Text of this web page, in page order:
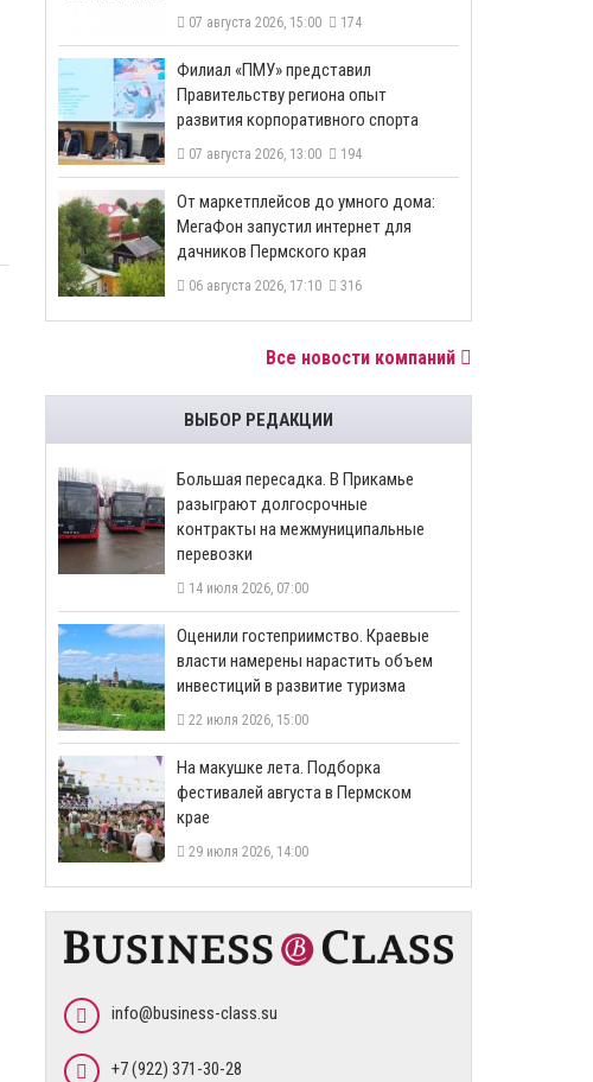
07 августа 2026, 15:00 174
​Филиал «ПМУ» представил
Правительству региона опыт
развития корпоративного спорта
07 августа 2026, 13:00 194
От маркетплейсов до умного дома:
МегаФон запустил интернет для
дачников Пермского края
06 августа 2026, 17:10 316
Все новости компаний
ВЫБОР РЕДАКЦИИ
Большая пересадка. В Прикамье
разыграют долгосрочные
контракты на межмуниципальные
перевозки
14 июля 2026, 07:00
Оценили гостеприимство. Краевые
власти намерены нарастить объем
инвестиций в развитие туризма
22 июля 2026, 15:00
На макушке лета. Подборка
фестивалей августа в Пермском
крае
29 июля 2026, 14:00
info@business-class.su
+7 (922) 371-30-28